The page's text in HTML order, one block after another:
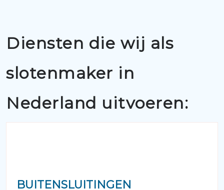
Diensten die wij als
slotenmaker in
Nederland uitvoeren:
BUITENSLUITINGEN